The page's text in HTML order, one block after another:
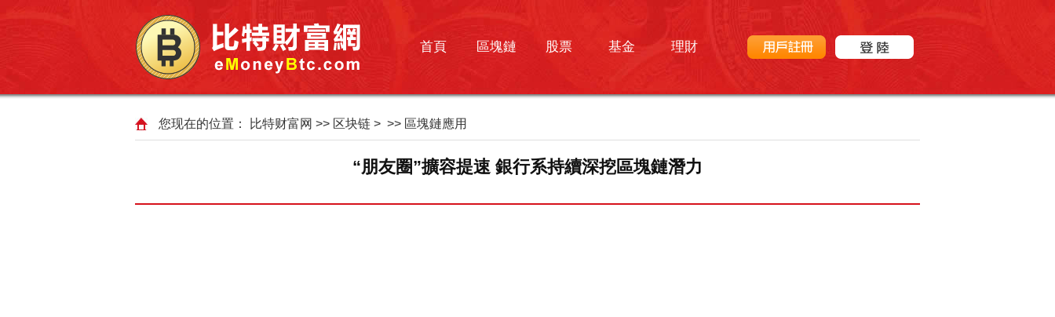
首頁 區塊鏈 股票 基金 理財
您现在的位置： 比特财富网 >> 区块链 > >> 區塊鏈應用
“朋友圈”擴容提速 銀行系持續深挖區塊鏈潛力